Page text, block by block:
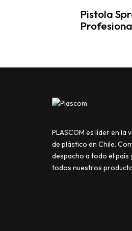
Pistola
PLASCOM es líder en la
de plástico en Chile.
despacho a todo el país
todos nuestros